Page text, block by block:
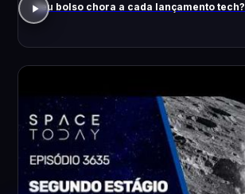
Seu bolso chora a cada lançamento tech?